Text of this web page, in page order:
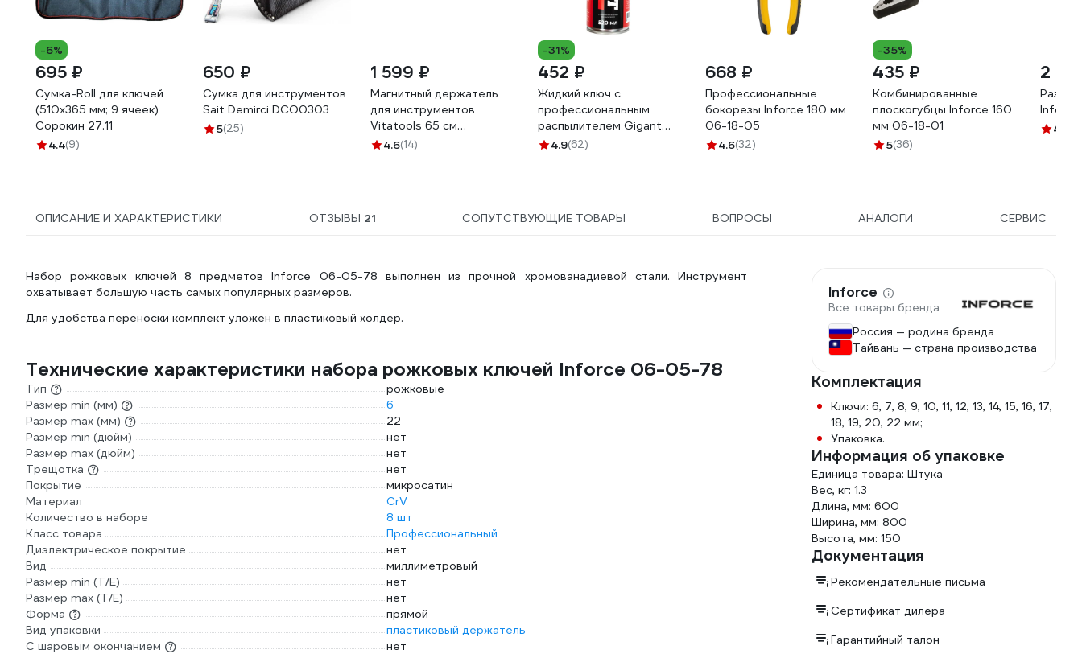
-6%
695 ₽
Сумка-Roll для ключей
(510х365 мм; 9 ячеек)
Сорокин 27.11
4.4(9)
650 ₽
Сумка для инструментов
Sait Demirci DCO0303
5(25)
1 599 ₽
Магнитный держатель
для инструментов
Vitatools 65 см
magnitnyy-derzhatel-65
4.6(14)
-31%
452 ₽
Жидкий ключ с
профессиональным
распылителем Gigant
Professional 520 мл
4.9(62)
668 ₽
Профессиональные
бокорезы Inforce 180 мм
06-18-05
4.6(32)
-35%
435 ₽
Комбинированные
плоскогубцы Inforce 160
мм 06-18-01
5(36)
2
4.8
ОПИСАНИЕ И ХАРАКТЕРИСТИКИ ОТЗЫВЫ 21 СОПУТСТВУЮЩИЕ ТОВАРЫ ВОПРОСЫ АНАЛОГИ СЕРВИС
Набор рожковых ключей 8 предметов Inforce 06-05-78 выполнен из прочной хромованадиевой стали. Инструмент
охватывает большую часть самых популярных размеров.
Для удобства переноски комплект уложен в пластиковый холдер.
Технические характеристики набора рожковых ключей Inforce 06-05-78
Тип
рожковые
Размер min (мм)
6
Размер max (мм)
22
Размер min (дюйм)
нет
Размер max (дюйм)
нет
Трещотка
нет
Покрытие
микросатин
Материал
CrV
Количество в наборе
8 шт
Класс товара
Профессиональный
Диэлектрическое покрытие
нет
Вид
миллиметровый
Размер min (Т/E)
нет
Размер max (T/E)
нет
Форма
прямой
Вид упаковки
пластиковый держатель
С шаровым окончанием
нет
Inforce
Все товары бренда
Россия — родина бренда
Тайвань — страна производства
Комплектация
Ключи: 6, 7, 8, 9, 10, 11, 12, 13, 14, 15, 16, 17,
18, 19, 20, 22 мм;
Упаковка.
Информация об упаковке
Единица товара: Штука
Вес, кг: 1.3
Длина, мм: 600
Ширина, мм: 800
Высота, мм: 150
Документация
Рекомендательные письма
Сертификат дилера
Гарантийный талон